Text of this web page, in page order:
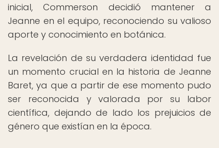
inicial, Commerson decidió mantener a
Jeanne en el equipo, reconociendo su valioso
aporte y conocimiento en botánica.
La revelación de su verdadera identidad fue
un momento crucial en la historia de Jeanne
Baret, ya que a partir de ese momento pudo
ser reconocida y valorada por su labor
científica, dejando de lado los prejuicios de
género que existían en la época.